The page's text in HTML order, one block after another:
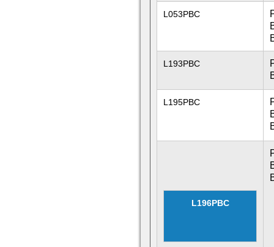
L053PBC
L193PBC
L195PBC
L196PBC